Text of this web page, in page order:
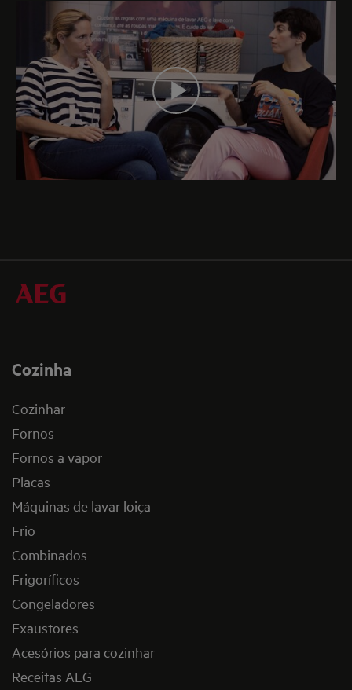
Cozinha
Cozinhar
Fornos
Fornos a vapor
Placas
Máquinas de lavar loiça
Frio
Combinados
Frigoríficos
Congeladores
Exaustores
Acesórios para cozinhar
Receitas AEG